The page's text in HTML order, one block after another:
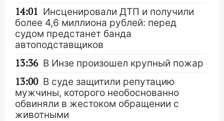
14:01 Инсценировали ДТП и получили
более 4,6 миллиона рублей: перед
судом предстанет банда
автоподставщиков
13:36 В Инзе произошел крупный пожар
13:00 В суде защитили репутацию
мужчины, которого необоснованно
обвиняли в жестоком обращении с
животными